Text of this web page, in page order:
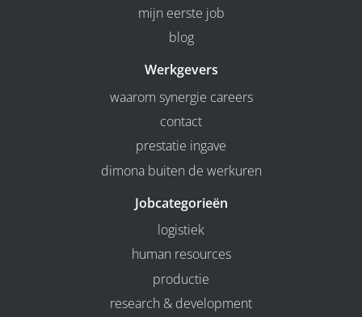
mijn eerste job
blog
Werkgevers
waarom synergie careers
contact
prestatie ingave
dimona buiten de werkuren
Jobcategorieën
logistiek
human resources
productie
research & development